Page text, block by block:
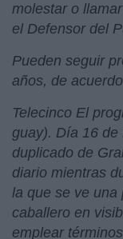
molestar o
el Defensor del
Pueden seguir
años, de
Telecinco El
guay). Día 16
duplicado de
diario mientras
la que se ve una
caballero en
emplear